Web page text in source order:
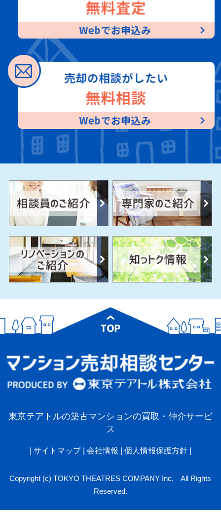
東京テアトルの築古マンションの買取・仲介サービ
ス
サイトマップ 会社情報 個人情報保護方針|
Copyright (c) TOKYO THEATRES COMPANY Inc. All Rights
Reserved.